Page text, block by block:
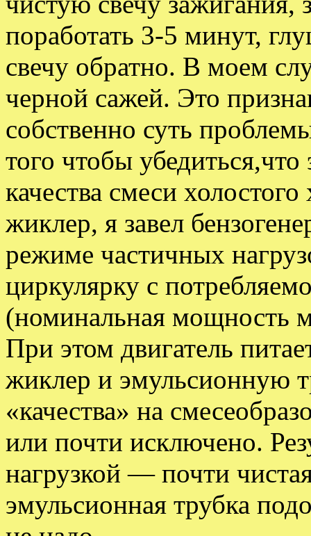
поработать 3-5 минут,
свечу обратно. В моем
черной сажей. Это
собственно суть
того чтобы
качества смеси
жиклер, я завел
режиме частичных
циркулярку с
(номинальная мощность
При этом двигатель
жиклер и эмульсионную
«качества» на
или почти исключено.
нагрузкой — почти
эмульсионная трубка